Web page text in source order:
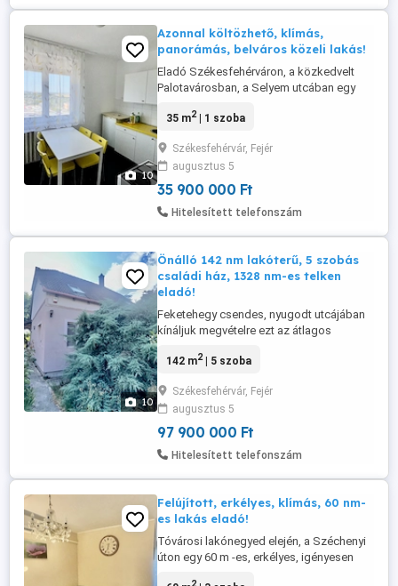
nappali műszak Főbb feladatok: A ...
10
Azonnal költözhető, klímás,
panorámás, belváros közeli lakás!
Eladó Székesfehérváron, a közkedvelt
Palotavárosban, a Selyem utcában egy
emeletén található, 35 m -es, egy szobás,
rendelkezik, melyek közül az egyik
teherliftként szolgál, így a költözés és a
mindennapi használat is kényelmesebb.
35 m2| 1 szoba
Székesfehérvár, Fejér
augusztus 5
35 900 000 Ft
Hitelesített telefonszám
10
Önálló 142 nm lakóterű, 5 szobás
családi ház, 1328 nm-es telken
eladó!
Feketehegy csendes, nyugodt utcájában
kínáljuk megvételre ezt az átlagos
házat, amely kiváló elosztásával, tágas
otthont teremthet új tulajdonosának. Ez az
ingatlan nem csupán egy ház, hanem egy
olyan élettér, ahol ...
142 m2| 5 szoba
Székesfehérvár, Fejér
augusztus 5
97 900 000 Ft
Hitelesített telefonszám
Felújított, erkélyes, klímás, 60 nm-
es lakás eladó!
Tóvárosi lakónegyed elején, a Széchenyi
úton egy 60 m -es, erkélyes, igényesen
2